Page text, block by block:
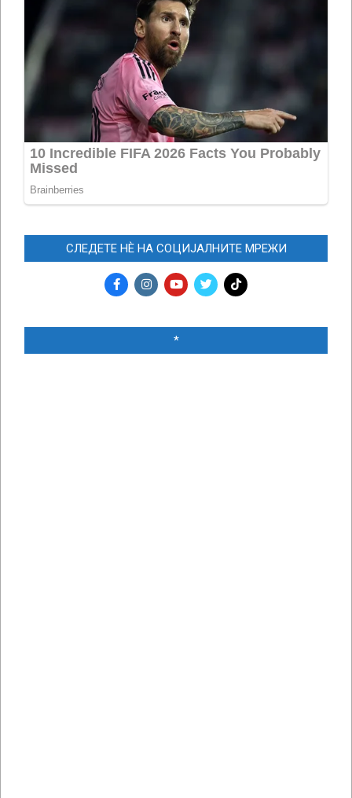
СЛЕДЕТЕ НЀ НА СОЦИЈАЛНИТЕ МРЕЖИ
*